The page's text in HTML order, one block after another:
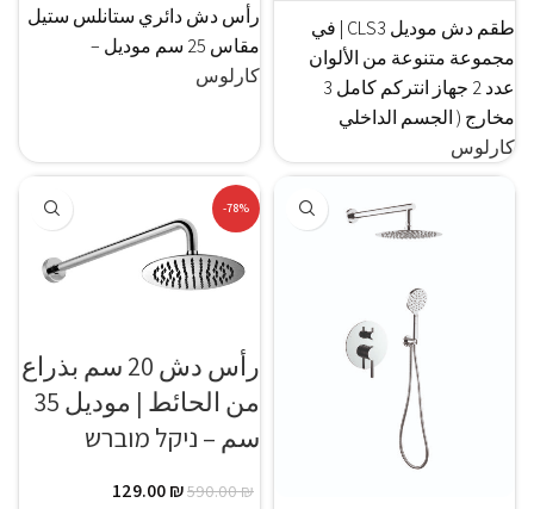
كارلوس
طقم دش موديل CLS3 | في
مجموعة متنوعة من الألوان
عدد 2 جهاز انتركم كامل 3
مخارج ( الجسم الداخلي
كارلوس
رأس دش دائري ستانلس ستيل
مقاس 25 سم موديل –
-78%
رأس دش 20 سم بذراع
من الحائط | موديل 35
سم – ניקל מוברש
590.00₪
129.00₪